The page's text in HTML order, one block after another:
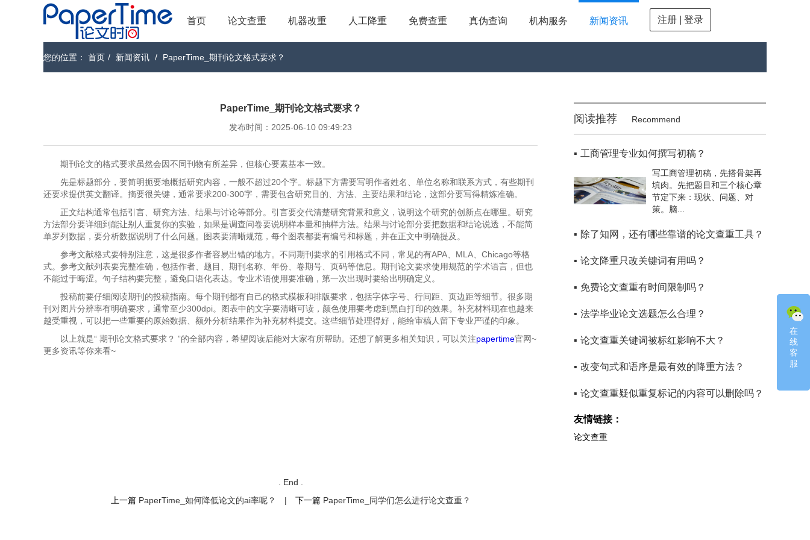
首页 论文查重 机器改重 人工降重 免费查重 真伪查询 机构服务 新闻资讯 注册 | 登录
在
线
客
服
您的位置： 首页 / 新闻资讯 / PaperTime_期刊论文格式要求？
PaperTime_期刊论文格式要求？
发布时间：2025-06-10 09:49:23
期刊论文的格式要求虽然会因不同刊物有所差异，但核心要素基本一致。
先是标题部分，要简明扼要地概括研究内容，一般不超过20个字。标题下方需要写明作者姓名、单位名称和联系方式，有些期刊
还要求提供英文翻译。摘要很关键，通常要求200-300字，需要包含研究目的、方法、主要结果和结论，这部分要写得精炼准确。
正文结构通常包括引言、研究方法、结果与讨论等部分。引言要交代清楚研究背景和意义，说明这个研究的创新点在哪里。研究
方法部分要详细到能让别人重复你的实验，如果是调查问卷要说明样本量和抽样方法。结果与讨论部分要把数据和结论说透，不能简
单罗列数据，要分析数据说明了什么问题。图表要清晰规范，每个图表都要有编号和标题，并在正文中明确提及。
参考文献格式要特别注意，这是很多作者容易出错的地方。不同期刊要求的引用格式不同，常见的有APA、MLA、Chicago等格
式。参考文献列表要完整准确，包括作者、题目、期刊名称、年份、卷期号、页码等信息。期刊论文要求使用规范的学术语言，但也
不能过于晦涩。句子结构要完整，避免口语化表达。专业术语使用要准确，第一次出现时要给出明确定义。
投稿前要仔细阅读期刊的投稿指南。每个期刊都有自己的格式模板和排版要求，包括字体字号、行间距、页边距等细节。很多期
刊对图片分辨率有明确要求，通常至少300dpi。图表中的文字要清晰可读，颜色使用要考虑到黑白打印的效果。补充材料现在也越来
越受重视，可以把一些重要的原始数据、额外分析结果作为补充材料提交。这些细节处理得好，能给审稿人留下专业严谨的印象。
以上就是“ 期刊论文格式要求？ ”的全部内容，希望阅读后能对大家有所帮助。还想了解更多相关知识，可以关注papertime官网~
更多资讯等你来看~
. End .
上一篇 PaperTime_如何降低论文的ai率呢？ | 下一篇 PaperTime_同学们怎么进行论文查重？
阅读推荐 Recommend
▪ 工商管理专业如何撰写初稿？
写工商管理初稿，先搭骨架再
填肉。先把题目和三个核心章
节定下来：现状、问题、对
策。脑...
▪ 除了知网，还有哪些靠谱的论文查重工具？
▪ 论文降重只改关键词有用吗？
▪ 免费论文查重有时间限制吗？
▪ 法学毕业论文选题怎么合理？
▪ 论文查重关键词被标红影响不大？
▪ 改变句式和语序是最有效的降重方法？
▪ 论文查重疑似重复标记的内容可以删除吗？
友情链接：
论文查重
在
线
客
服